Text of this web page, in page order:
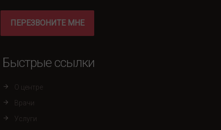
ПЕРЕЗВОНИТЕ МНЕ
Быстрые ссылки
О центре
Врачи
Услуги